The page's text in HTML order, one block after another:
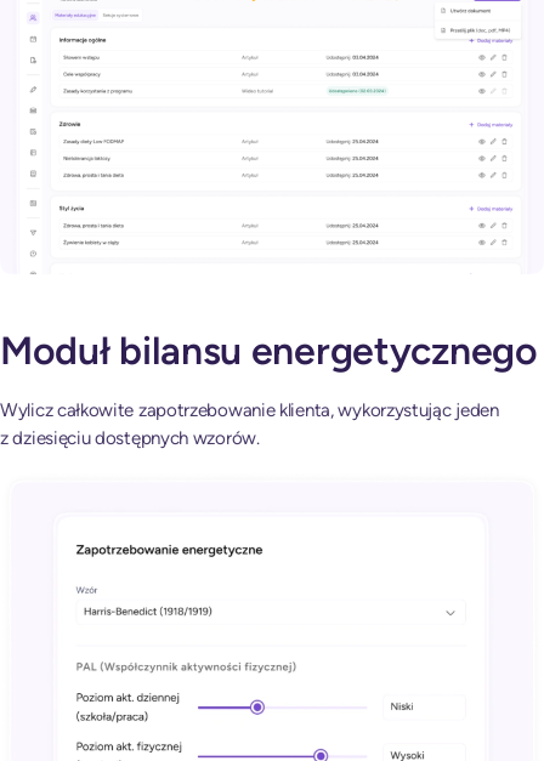
Moduł bilansu energetycznego
Wylicz całkowite zapotrzebowanie klienta, wykorzystując jeden
z dziesięciu dostępnych wzorów.